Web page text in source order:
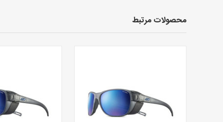
محصولات مرتبط